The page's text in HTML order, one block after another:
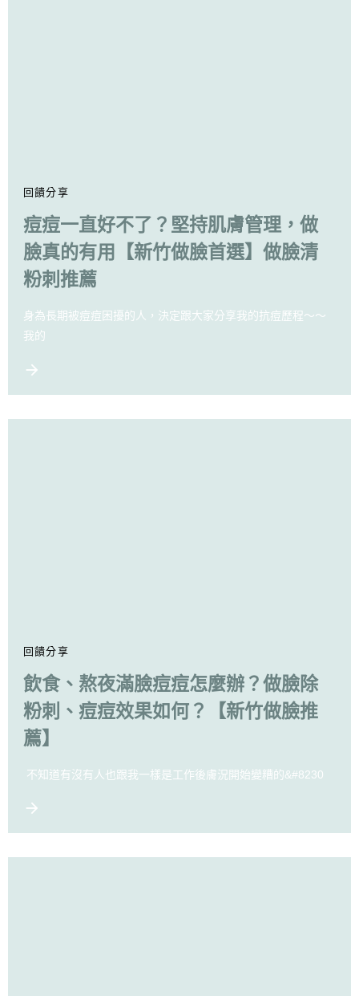
回饋分享
痘痘一直好不了？堅持肌膚管理，做
臉真的有用【新竹做臉首選】做臉清
粉刺推薦
身為長期被痘痘困擾的人，決定跟大家分享我的抗痘歷程～～
我的
回饋分享
飲食、熬夜滿臉痘痘怎麼辦？做臉除
粉刺、痘痘效果如何？【新竹做臉推
薦】
不知道有沒有人也跟我一樣是工作後膚況開始變糟的&#8230